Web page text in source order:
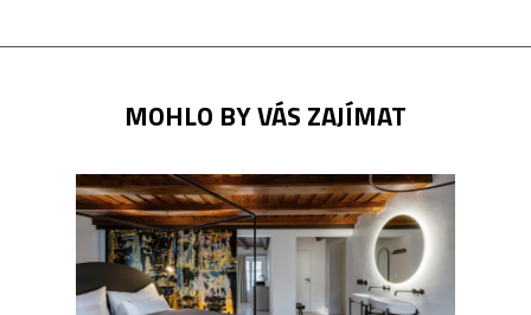
MOHLO BY VÁS ZAJÍMAT